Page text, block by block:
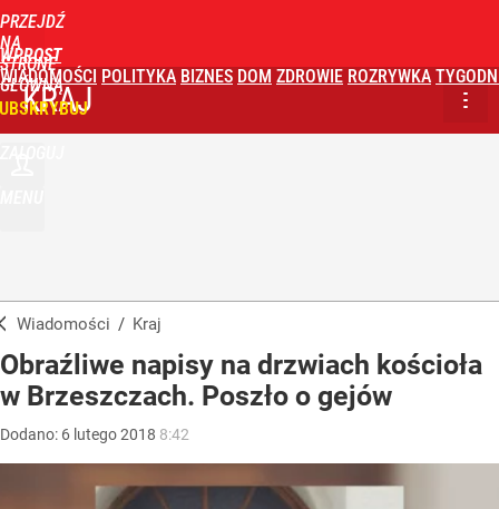
PRZEJDŹ
NA
STRONĘ
GŁÓWNĄ
WPROST
WIADOMOŚCI POLITYKA BIZNES DOM ZDROWIE ROZRYWKA
KRAJ
Wiadomości / Kraj
Obraźliwe napisy na drzwiach kościoła
w Brzeszczach. Poszło o gejów
Dodano: 6 lutego2018 8:42